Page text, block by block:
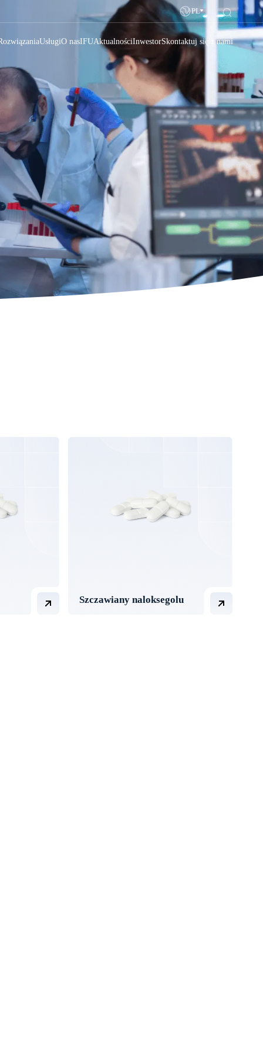
PL
UsługiO nasIFUAktualnościInwestorSkontaktuj się z nami
Szczawiany naloksegolu